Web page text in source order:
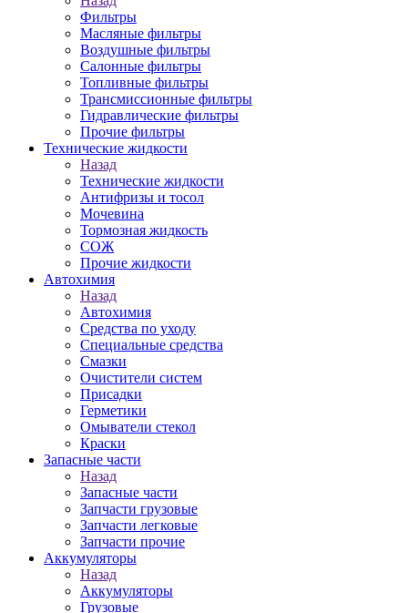
Фильтры
Масляные фильтры
Воздушные фильтры
Салонные фильтры
Топливные фильтры
Трансмиссионные фильтры
Гидравлические фильтры
Прочие фильтры
Технические жидкости
Назад
Технические жидкости
Антифризы и тосол
Мочевина
Тормозная жидкость
СОЖ
Прочие жидкости
Автохимия
Назад
Автохимия
Средства по уходу
Специальные средства
Смазки
Очистители систем
Присадки
Герметики
Омыватели стекол
Краски
Запасные части
Назад
Запасные части
Запчасти грузовые
Запчасти легковые
Запчасти прочие
Аккумуляторы
Назад
Аккумуляторы
Грузовые